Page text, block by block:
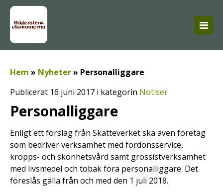
Hem » Nyheter» Personalliggare
Publicerat 16 juni 2017 i kategorin Notiser
Personalliggare
Enligt ett förslag från Skatteverket ska även företag
som bedriver verksamhet med fordonsservice,
kropps- och skönhetsvård samt grossistverksamhet
med livsmedel och tobak föra personalliggare. Det
föreslås gälla från och med den 1 juli 2018.